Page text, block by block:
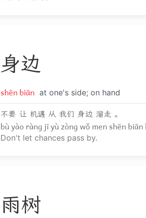
身边
shēn biān at one's side; on hand
不要 让 机遇 从 我们 身边 溜走 。
bù yào ràng jī yù zòng wǒ men shēn biān
Don't let chances pass by.
雨树